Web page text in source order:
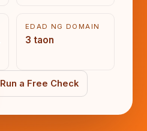
EDAD NG DOMAIN
3 taon
Run a Free Check